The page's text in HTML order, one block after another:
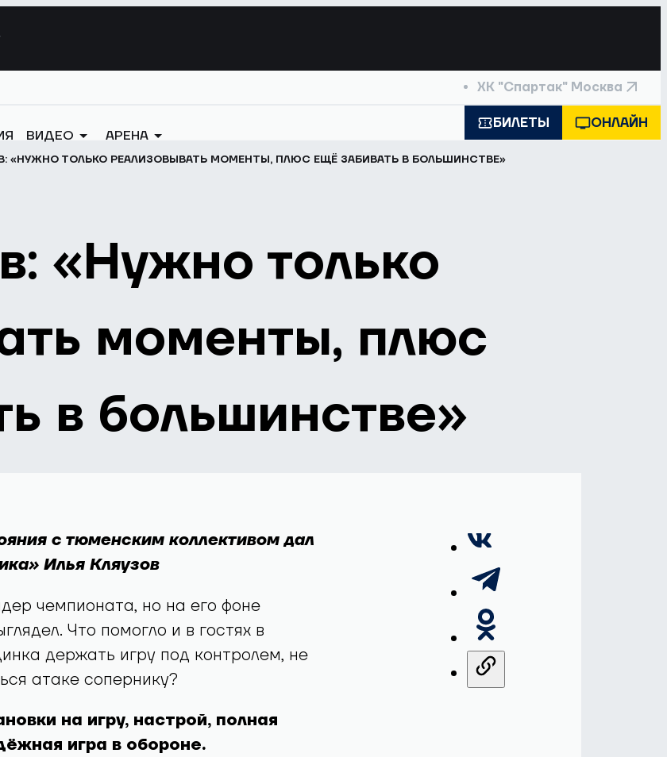
ХК "Спартак" Москва
ВИДЕО АРЕНА
БИЛЕТЫ ОНЛАЙН
«НУЖНО ТОЛЬКО РЕАЛИЗОВЫВАТЬ МОМЕНТЫ, ПЛЮС ЕЩЁ ЗАБИВАТЬ В БОЛЬШИНСТВЕ»
«Нужно только
моменты, плюс
в большинстве»
с тюменским коллективом дал
Илья Кляузов
чемпионата, но на его фоне
Что помогло и в гостях в
держать игру под контролем, не
атаке сопернику?
на игру, настрой, полная
игра в обороне.